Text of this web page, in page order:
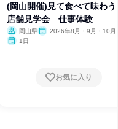
(岡山開催)見て食べて味わ
店舗見学会 仕事体験
岡山県
2026年8月・9月・10月
1日
お気に入り